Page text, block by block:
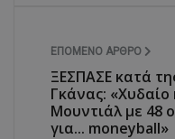
ΕΠΌΜΕΝΟ ΆΡΘΡΟ
ΞΕΣΠΑΣΕ κατά
Γκάνας: «Χυδαίο
Μουντιάλ με 48
για... moneyball»